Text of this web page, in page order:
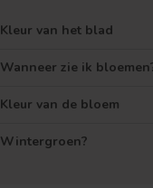
Kleur van het blad
Wanneer zie ik
Kleur van de bloem
Wintergroen?